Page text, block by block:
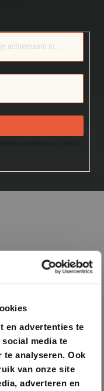
en advertenties te
media te
te analyseren. Ook
van onze site
adverteren en